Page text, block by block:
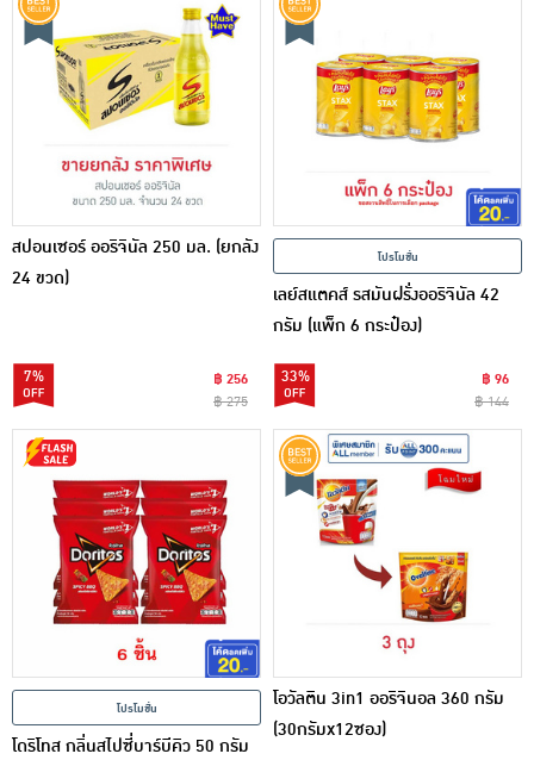
สปอนเซอร์ ออริจินัล 250 มล. (ยกลัง
24 ขวด)
7%
฿ 256
฿ 275
โปรโมชั่น
เลย์สแตคส์ รสมันฝรั่งออริจินัล 42
กรัม (แพ็ก 6 กระป๋อง)
33%
฿ 96
฿ 144
โปรโมชั่น
โดริโทส กลิ่นสไปซี่บาร์บีคิว 50 กรัม
โอวัลติน 3in1 ออริจินอล 360 กรัม
(30กรัมx12ซอง)